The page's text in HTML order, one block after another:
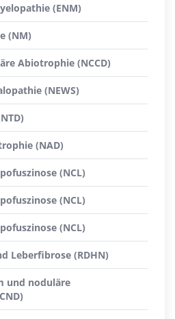
(ENM)
(NM)
Abiotrophie (NCCD)
(NEWS)
(NAD)
(NCL)
(NCL)
(NCL)
Leberfibrose (RDHN)
und noduläre